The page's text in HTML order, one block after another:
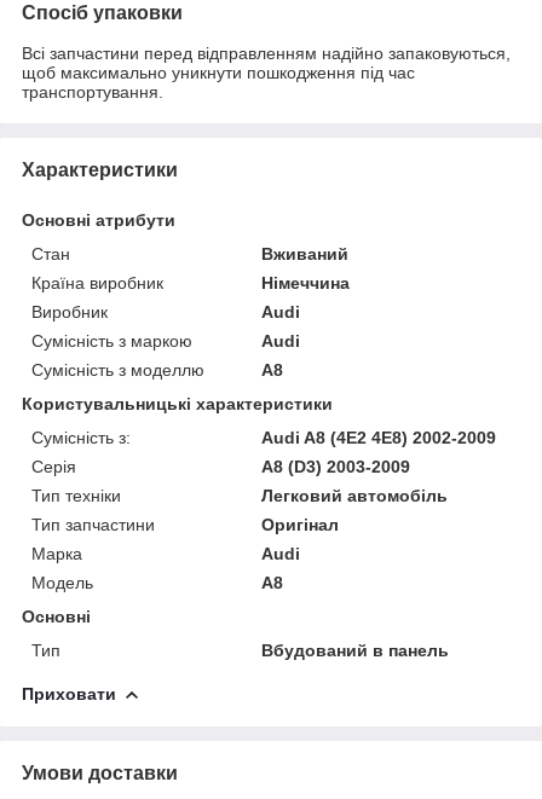
Спосіб упаковки
Всі запчастини перед відправленням надійно запаковуються,
щоб максимально уникнути пошкодження під час
транспортування.
Характеристики
Основні атрибути
Стан
Вживаний
Країна виробник
Німеччина
Виробник
Audi
Сумісність з маркою
Audi
Сумісність з моделлю
A8
Користувальницькі характеристики
Сумісність з:
Audi A8 (4E2 4E8) 2002-2009
Серія
A8 (D3) 2003-2009
Тип техніки
Легковий автомобіль
Тип запчастини
Оригінал
Марка
Audi
Модель
A8
Основні
Тип
Вбудований в панель
Приховати
Умови доставки